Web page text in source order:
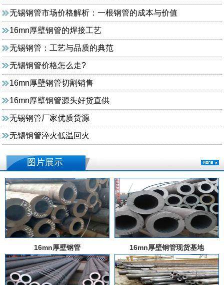
无锡钢管市场价格解析：一根钢管的成本与价值
16mn厚壁钢管的焊接工艺
无锡钢管：工艺与品质的典范
无锡钢管价格怎么走?
16mn厚壁钢管切割销售
16mn厚壁钢管源头好货直供
无锡钢管厂家优质货源
无锡钢管淬火低温回火
图片展示
16mn厚壁钢管 16mn厚壁钢管现货基地